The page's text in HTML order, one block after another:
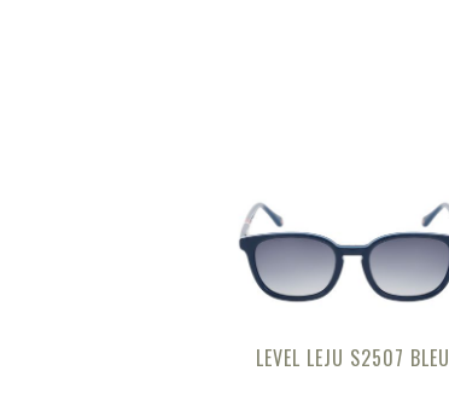
LEVEL LEJU S2507 BLEU